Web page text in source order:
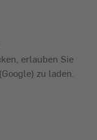
erlauben Sie
zu laden.